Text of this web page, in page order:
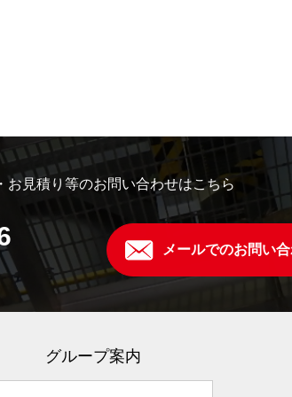
お見積り等のお問い合わせはこちら
メールでのお問い
グループ案内